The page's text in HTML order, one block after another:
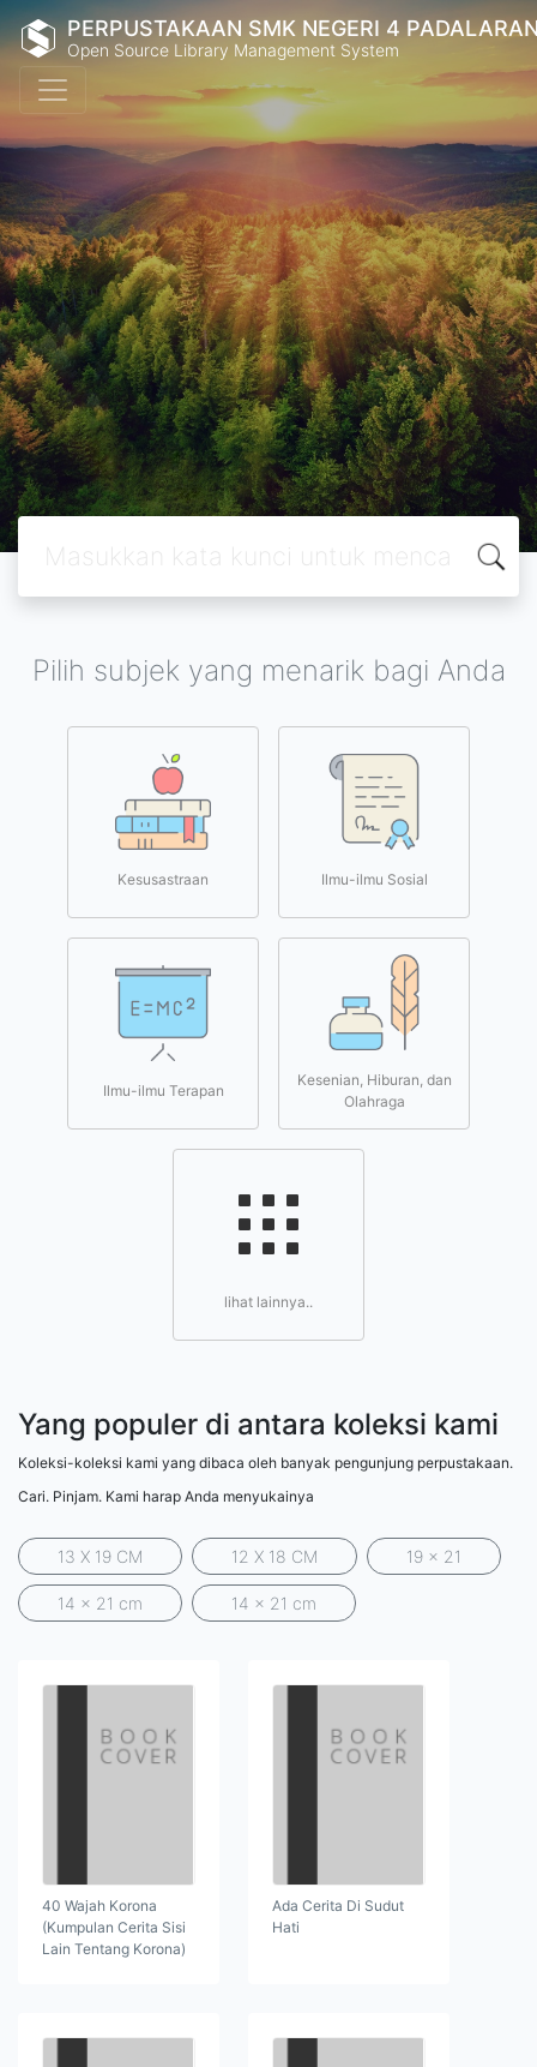
PERPUSTAKAAN SMK NEGERI 4
Open Source Library Management System
Pilih subjek yang menarik bagi Anda
Kesusastraan Ilmu-ilmu Sosial
Ilmu-ilmu Terapan
Kesenian, Hiburan, dan
Olahraga
lihat lainnya..
Yang populer di antara koleksi kami
Koleksi-koleksi kami yang dibaca oleh banyak pengunjung perpustakaan.
Cari. Pinjam. Kami harap Anda menyukainya
13 X 19 CM 12 X 18 CM 19 x 21
14 x 21 cm 14 x 21 cm
40 Wajah Korona
(Kumpulan Cerita Sisi
Lain Tentang Korona)
Ada Cerita Di Sudut
Hati